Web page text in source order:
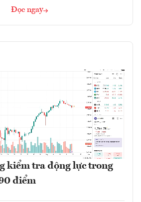
Đọc ngay
kiểm tra động lực trong
điểm